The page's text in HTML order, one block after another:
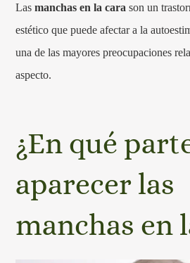
Lasmanchas en la cara son un
estético que puede afectar a la
una de las mayores preocupaciones
aspecto.
¿En qué
aparecer las
manchas en